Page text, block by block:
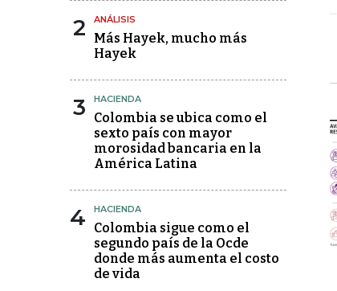
2 ANÁLISIS
Más Hayek, mucho más
Hayek
3 HACIENDA
Colombia se ubica como el
sexto país con mayor
morosidad bancaria en la
América Latina
4 HACIENDA
Colombia sigue como el
segundo país de la Ocde
donde más aumenta el costo
de vida